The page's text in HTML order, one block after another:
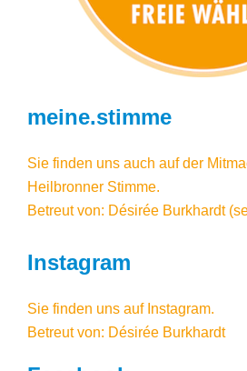
meine.stimme
Sie finden uns auch auf der
Heilbronner Stimme.
Betreut von: Désirée Burkhardt
Instagram
Sie finden uns auf Instagram.
Betreut von: Désirée Burkhardt